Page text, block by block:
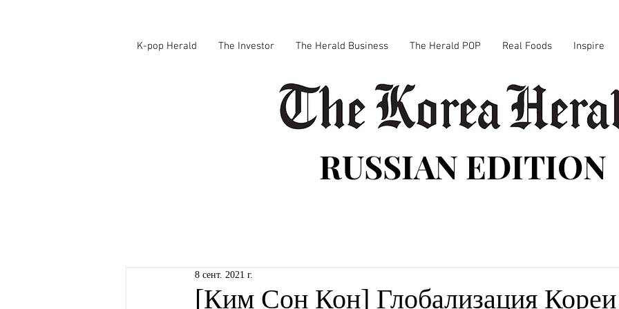
K-pop Herald The Investor The Herald Business The Herald POP Real Foods Inspire
RUSSIAN EDITION
[Ким Сон Кон] Глобализация
8 сент. 2021 г.